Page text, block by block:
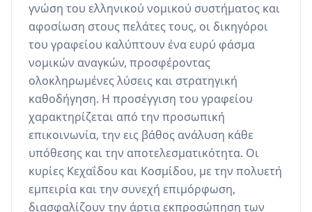
γνώση του ελληνικού νομικού συστήματος και
αφοσίωση στους πελάτες τους, οι δικηγόροι
του γραφείου καλύπτουν ένα ευρύ φάσμα
νομικών αναγκών, προσφέροντας
ολοκληρωμένες λύσεις και στρατηγική
καθοδήγηση. Η προσέγγιση του γραφείου
χαρακτηρίζεται από την προσωπική
επικοινωνία, την εις βάθος ανάλυση κάθε
υπόθεσης και την αποτελεσματικότητα. Οι
κυρίες Κεχαΐδου και Κοσμίδου, με την πολυετή
εμπειρία και την συνεχή επιμόρφωση,
διασφαλίζουν την άρτια εκπροσώπηση των